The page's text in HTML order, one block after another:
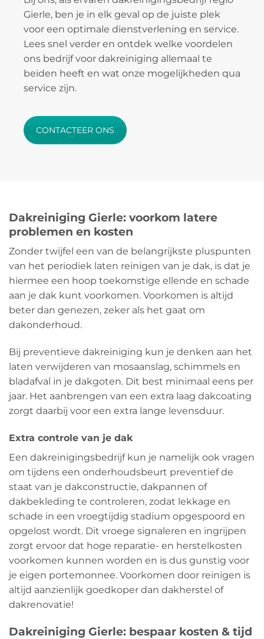
Gierle, ben je in elk geval op de juiste plek
voor een optimale dienstverlening en service.
Lees snel verder en ontdek welke voordelen
ons bedrijf voor dakreiniging allemaal te
beiden heeft en wat onze mogelijkheden qua
service zijn.
CONTACTEER ONS
Dakreiniging Gierle: voorkom latere
problemen en kosten
Zonder twijfel een van de belangrijkste pluspunten
van het periodiek laten reinigen van je dak, is dat je
hiermee een hoop toekomstige ellende en schade
aan je dak kunt voorkomen. Voorkomen is altijd
beter dan genezen, zeker als het gaat om
dakonderhoud.
Bij preventieve dakreiniging kun je denken aan het
laten verwijderen van mosaanslag, schimmels en
bladafval in je dakgoten. Dit best minimaal eens per
jaar. Het aanbrengen van een extra laag dakcoating
zorgt daarbij voor een extra lange levensduur.
Extra controle van je dak
Een dakreinigingsbedrijf kun je namelijk ook vragen
om tijdens een onderhoudsbeurt preventief de
staat van je dakconstructie, dakpannen of
dakbekleding te controleren, zodat lekkage en
schade in een vroegtijdig stadium opgespoord en
opgelost wordt. Dit vroege signaleren en ingrijpen
zorgt ervoor dat hoge reparatie- en herstelkosten
voorkomen kunnen worden en is dus gunstig voor
je eigen portemonnee. Voorkomen door reinigen is
altijd aanzienlijk goedkoper dan dakherstel of
dakrenovatie!
Dakreiniging Gierle: bespaar kosten & tijd